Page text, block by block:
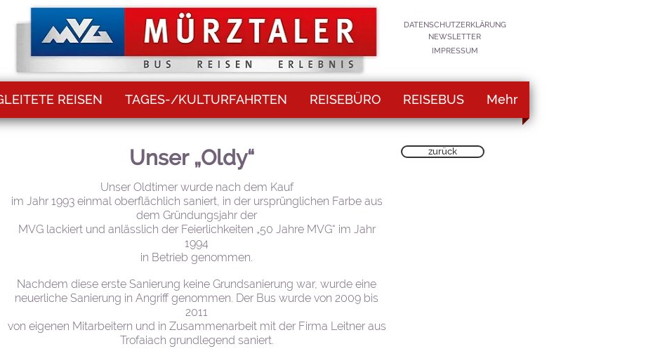
DATENSCHUTZERKLÄRUNG
NEWSLETTER
IMPRESSUM
REISEN TAGES-/KULTURFAHRTEN REISEBÜRO REISEBUS Mehr
Unser „Oldy“ zurück
Unser Oldtimer wurde nach dem Kauf
im Jahr 1993 einmal oberflächlich saniert, in der ursprünglichen Farbe aus
dem Gründungsjahr der
MVG lackiert und anlässlich der Feierlichkeiten „50 Jahre MVG“ im Jahr
1994
in Betrieb genommen.
Nachdem diese erste Sanierung keine Grundsanierung war, wurde eine
neuerliche Sanierung in Angriff genommen. Der Bus wurde von 2009 bis
2011
von eigenen Mitarbeitern und in Zusammenarbeit mit der Firma Leitner aus
Trofaiach grundlegend saniert.